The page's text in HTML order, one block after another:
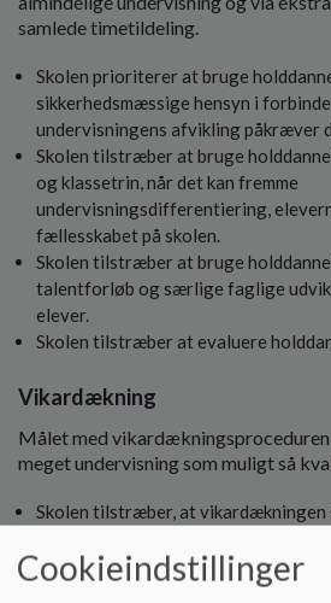
samlede timetildeling.
Skolen prioriterer at bruge
sikkerhedsmæssige hensyn i
undervisningens afvikling påkræver
Skolen tilstræber at bruge
og klassetrin, når det kan fremme
undervisningsdifferentiering,
fællesskabet på skolen.
Skolen tilstræber at bruge
talentforløb og særlige faglige
elever.
Skolen tilstræber at evaluere
Vikardækning
Målet med vikardækningsproceduren
meget undervisning som muligt så
Skolen tilstræber, at vikardækningen
Skolen tilstræber at bruge
lærerstuderende vikarer for at sikre
Cookieindstillinger